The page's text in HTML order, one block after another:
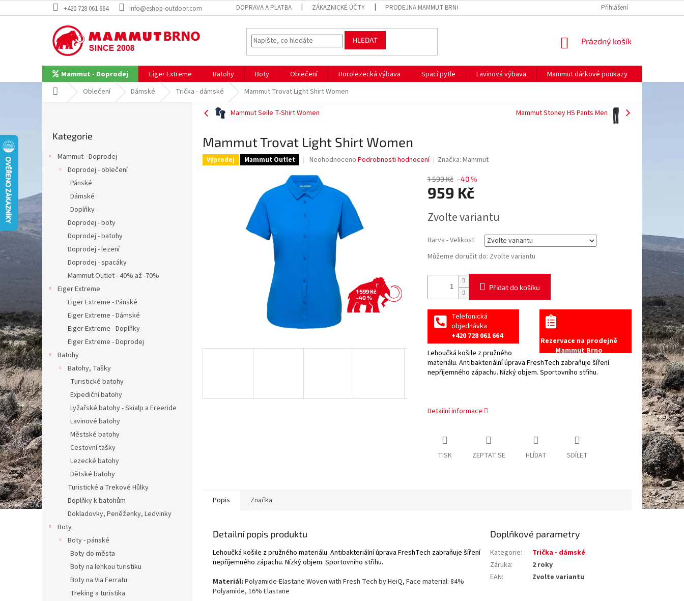
na
+420 728 061 664 info@eshop-outdoor.com DOPRAVA A PLATBA ZÁKAZNICKÉ ÚČTY PRODEJNA MAMMUT BRNO Přihlášení
HLEDAT
NÁKUPNÍ
Prázdný košík
Mammut - Doprodej Eiger Extreme Batohy Boty Oblečení Horolezecká výbava Spací pytle Lavinová výbava Mammut dárkové poukazy
Domů Oblečení Dámské Trička - dámské Mammut Trovat Light Shirt Women
í
a
n
kategorie
Kategorie
Mammut - Doprodej
Doprodej - oblečení
Pánské
Dámské
Doplňky
Doprodej - boty
Doprodej - batohy
Doprodej - lezení
Doprodej - spacáky
Mammut Outlet - 40% až -70%
Eiger Extreme
Eiger Extreme - Pánské
Eiger Extreme - Dámské
Eiger Extreme - Doplňky
Eiger Extreme - Doprodej
Batohy
Batohy, Tašky
Turistické batohy
Expediční batohy
Lyžařské batohy - Skialp a Freeride
Lavinové batohy
Městské batohy
Cestovní tašky
Lezecké batohy
Dětské batohy
Turistické a Trekové Hůlky
Doplňky k batohům
Dokladovky, Peněženky, Ledvinky
Boty
Boty - pánské
Boty do města
Boty na lehkou turistiku
Boty na Via Ferratu
Treking a turistika
Mammut Seile T-Shirt Women Mammut Stoney HS Pants Men
Mammut Trovat Light Shirt Women
Výprodej Mammut Outlet
Průměrné
produktu
je
0,0
hvězdiček.
Neohodnoceno Podrobnosti hodnocení Značka:Mammut
1 599 Kč
–40 %
1 599 Kč –40 %
959 Kč
cena:
Zvolte variantu
Barva - Velikost
Můžeme doručit do: Zvolte variantu
Přidat do košíku
Rezervace na prodejně
Mammut Brno
Telefonická
objednávka
+420 728 061 664
Lehoučká košile z pružného
materiálu. Antibakteriální úprava FreshTech zabraňuje šíření
nepříjemného zápachu. Nízký objem. Sportovního střihu.
Detailní informace
TISK ZEPTAT SE HLÍDAT SDÍLET
Popis Značka
Detailní popis produktu
Lehoučká košile z pružného materiálu. Antibakteriální úprava FreshTech zabraňuje šíření
nepříjemného zápachu. Nízký objem. Sportovního střihu.
Materiál: Polyamide-Elastane Woven with Fresh Tech by HeiQ, Face material: 84%
Polyamide, 16% Elastane
Doplňkové parametry
Kategorie:
Trička - dámské
Záruka:
2 roky
EAN: Zvolte variantu